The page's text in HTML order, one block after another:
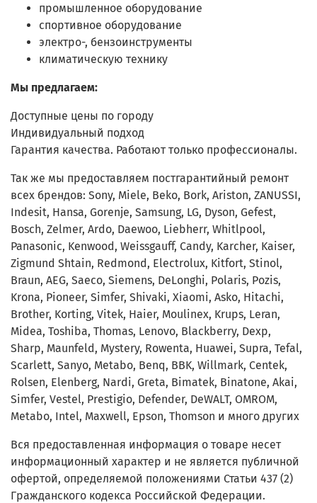
промышленное оборудование
спортивное оборудование
электро-, бензоинструменты
климатическую технику
Мы предлагаем:
Доступные цены по городу
Индивидуальный подход
Гарантия качества. Работают только профессионалы.
Так же мы предоставляем постгарантийный ремонт
всех брендов: Sony, Miele, Beko, Bork, Ariston, ZANUSSI,
Indesit, Hansa, Gorenje, Samsung, LG, Dyson, Gefest,
Bosch, Zelmer, Ardo, Daewoo, Liebherr, Whitlpool,
Panasonic, Kenwood, Weissgauff, Candy, Karcher, Kaiser,
Zigmund Shtain, Redmond, Electrolux, Kitfort, Stinol,
Braun, AEG, Saeco, Siemens, DeLonghi, Polaris, Pozis,
Krona, Pioneer, Simfer, Shivaki, Xiaomi, Asko, Hitachi,
Brother, Korting, Vitek, Haier, Moulinex, Krups, Leran,
Midea, Toshiba, Thomas, Lenovo, Blackberry, Dexp,
Sharp, Maunfeld, Mystery, Rowenta, Huawei, Supra, Tefal,
Scarlett, Sanyo, Metabo, Benq, BBK, Willmark, Centek,
Rolsen, Elenberg, Nardi, Greta, Bimatek, Binatone, Akai,
Simfer, Vestel, Prestigio, Defender, DeWALT, OMROM,
Metabo, Intel, Maxwell, Epson, Thomson и много других
Вся предоставленная информация о товаре несет
информационный характер и не является публичной
офертой, определяемой положениями Статьи 437 (2)
Гражданского кодекса Российской Федерации.